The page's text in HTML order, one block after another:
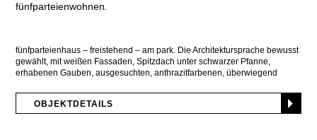
fünfparteienwohnen
fünfparteienhaus – freistehend – am park. Die Architektursprache bewusst
gewählt, mit weißen Fassaden, Spitzdach unter schwarzer Pfanne,
erhabenen Gauben, ausgesuchten, anthrazitfarbenen, überwiegend
OBJEKTDETAILS